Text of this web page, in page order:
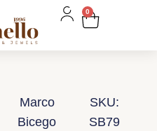
0
Marco
Bicego
SKU:
SB79